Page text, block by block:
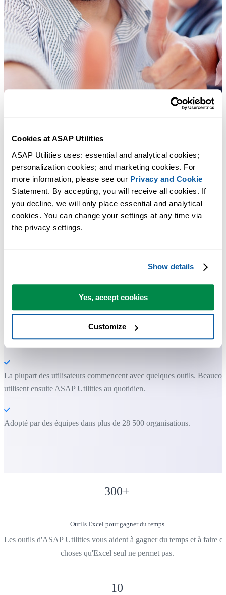
Cookies at ASAP Utilities
ASAP Utilities uses: essential and analytical cookies;
personalization cookies; and marketing cookies. For
more information, please see our Privacy and Cookie
Statement. By accepting, you will receive all cookies. If
you decline, we will only place essential and analytical
cookies. You can change your settings at any time via
the privacy settings.
Show details
Yes, accept cookies
Customize
Des outils pratiques que beaucoup d'utilisateurs d'Excel aimeraient
avoir directement dans Excel.
Collection d'outils "Information"
Vous pouvez commencer immédiatement. Aucune formation
nécessaire.
La plupart des utilisateurs commencent avec quelques outils.
utilisent ensuite ASAP Utilities au quotidien.
Adopté par des équipes dans plus de 28 500 organisations.
300+
Outils Excel pour gagner du temps
Les outils d'ASAP Utilities vous aident à gagner du temps et à faire
choses qu'Excel seul ne permet pas.
10